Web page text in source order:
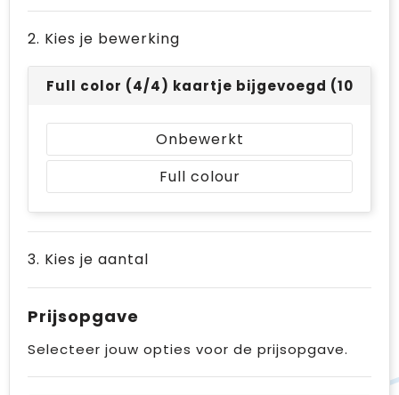
2. Kies je bewerking
Full color (4/4) kaartje bijgevoegd (105 x
Onbewerkt
Full colour
3. Kies je aantal
Prijsopgave
Selecteer jouw opties voor de prijsopgave.